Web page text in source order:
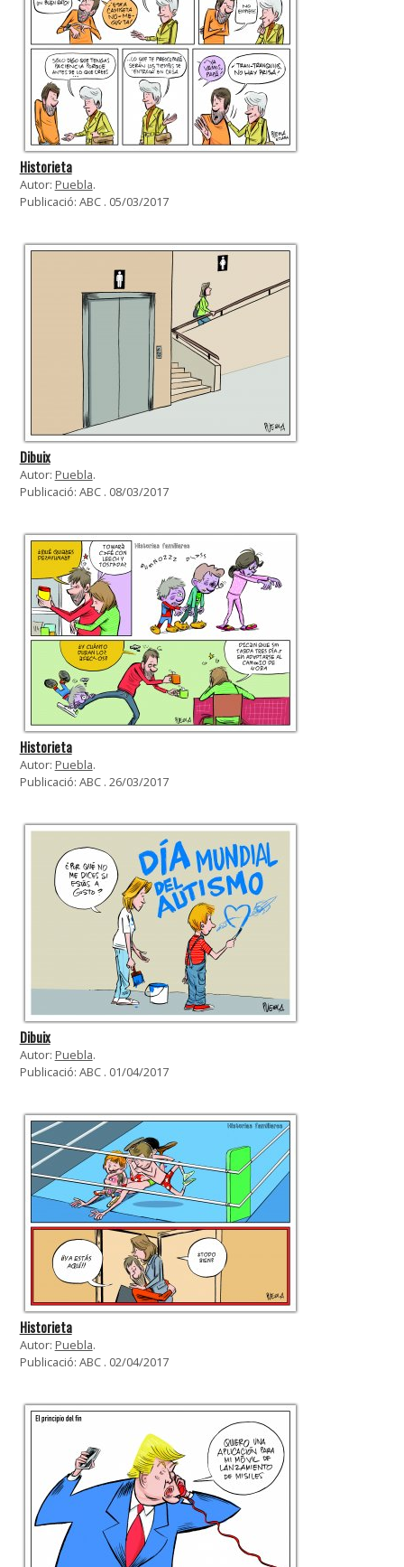
Historieta
Autor: Puebla.
Publicació: ABC . 05/03/2017
Dibuix
Autor: Puebla.
Publicació: ABC . 08/03/2017
Historieta
Autor: Puebla.
Publicació: ABC . 26/03/2017
Dibuix
Autor: Puebla.
Publicació: ABC . 01/04/2017
Historieta
Autor: Puebla.
Publicació: ABC . 02/04/2017